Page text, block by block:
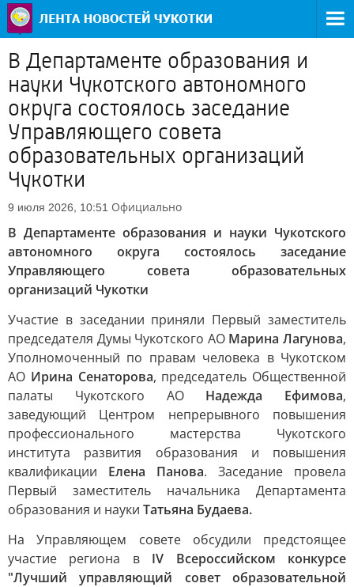
В Департаменте образования и
науки Чукотского автономного
округа состоялось заседание
Управляющего совета
образовательных организаций
Чукотки
9 июля 2026, 10:51 Официально
В Департаменте образования и науки Чукотского
автономного округа состоялось заседание
Управляющего совета образовательных
организаций Чукотки
Участие в заседании приняли Первый заместитель
председателя Думы Чукотского АО Марина Лагунова,
Уполномоченный по правам человека в Чукотском
АО Ирина Сенаторова, председатель Общественной
палаты Чукотского АО Надежда Ефимова,
заведующий Центром непрерывного повышения
профессионального мастерства Чукотского
института развития образования и повышения
квалификации Елена Панова. Заседание провела
Первый заместитель начальника Департамента
образования и науки Татьяна Будаева.
На Управляющем совете обсудили предстоящее
участие региона в IV Всероссийском конкурсе
"Лучший управляющий совет образовательной